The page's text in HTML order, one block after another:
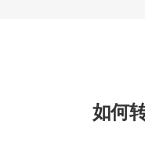
如何